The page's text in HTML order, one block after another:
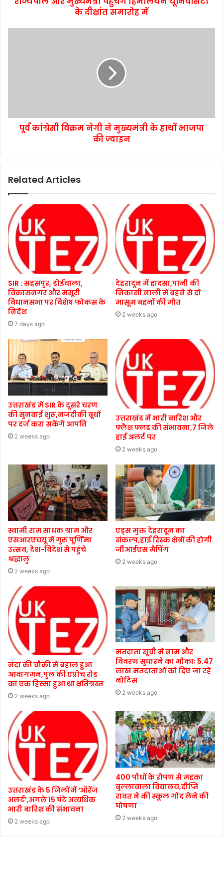
के दीक्षांत समारोह में
पूर्व कांग्रेसी विक्रम नेगी ने मुख्यमंत्री के हाथों भाजपा
की ज्वाइन
Related Articles
SIR : सहसपुर, डोईवाला,
विकासनगर और मसूरी
विधानसभा पर विशेष फोकस के
निर्देश
7 days ago
देहरादून में हादसा,पानी की
निकासी नाली में बहने से दो
मासूम बहनों की मौत
2 weeks ago
उत्तराखंड में SIR के दूसरे चरण
की सुनवाई शुरू,नजदीकी बूथों
पर दर्ज करा सकेंगे आपत्ति
2 weeks ago
उत्तराखंड में भारी बारिश और
फ्लैश फ्लड की संभावना,7 जिले
हाई अलर्ट पर
2 weeks ago
स्वामी राम साधक ग्राम और
एसआरएचयू में गुरु पूर्णिमा
उत्सव, देश-विदेश से पहुंचे
श्रद्धालु
2 weeks ago
एड्स मुक्त देहरादून का
संकल्प,हाई रिस्क क्षेत्रों की होगी
जीआईएस मैपिंग
2 weeks ago
नंदा की चौकी में बहाल हुआ
आवागमन,पुल की एप्रोच रोड
का एक हिस्सा हुआ था क्षतिग्रस्त
2 weeks ago
मतदाता सूची में नाम और
विवरण सुधारने का मौकाः 5.47
लाख मतदाताओं को दिए जा रहे
नोटिस
2 weeks ago
उत्तराखंड के 5 जिलों में ‘ऑरेंज
अलर्ट’,अगले 15 घंटे अत्यधिक
भारी बारिश की संभावना
2 weeks ago
400 पौधों के रोपण से महका
बुल्लावाला विद्यालय,दीप्ति
रावत ने की स्कूल गोद लेने की
घोषणा
2 weeks ago